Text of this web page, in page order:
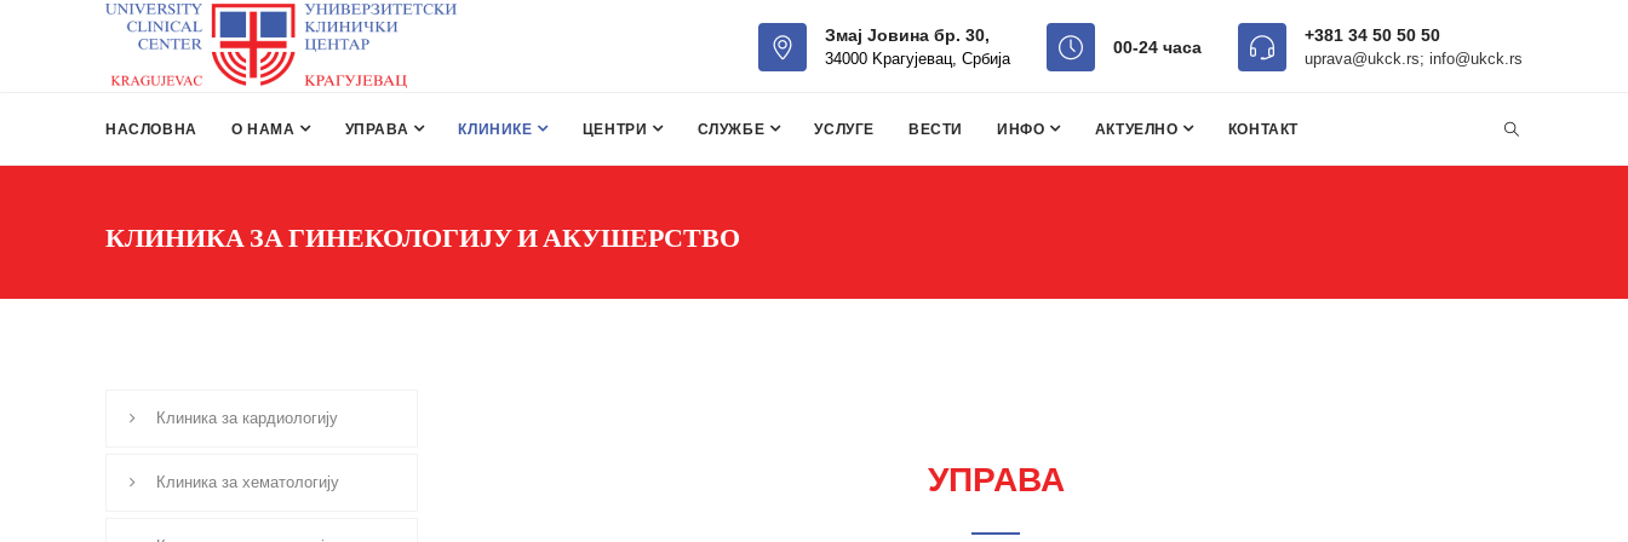
Змај Јовина бр. 30,
34000 Kрагујевац, Србија
00-24 часa
+381 34 50 50 50
uprava@ukck.rs; info@ukck.rs
НАСЛОВНА О НАМА УПРАВА КЛИНИКЕ ЦЕНТРИ СЛУЖБЕ УСЛУГЕ ВЕСТИ ИНФО АКТУЕЛНО КОНТАКТ
КЛИНИКА ЗА ГИНЕКОЛОГИЈУ И АКУШЕРСТВО
УПРАВА
Клиника за кардиологију
Клиника за хематологију